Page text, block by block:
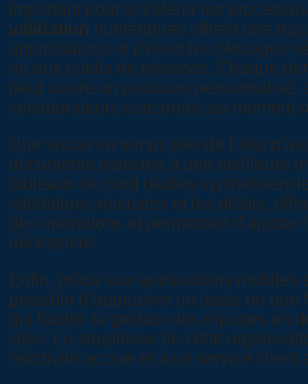
important pour accélérer les
validation numériques offrent une
approbations et évitent les blocages
ou aux oublis de relances. Chaque
peut suivre un parcours personnalisé,
collaborateurs concernés au moment
Une vision en temps réel de l’état
documents participe à une meilleure
tableaux de bord dédiés synthétisent
validations réalisées et les délais,
des opérations et permettant d’ajuster
nécessaire.
Enfin, grâce aux applications mobiles
possible d’approuver un devis ou une
qui facilite la gestion des équipes en
sites. La souplesse de cette
réactivité accrue et à un service client